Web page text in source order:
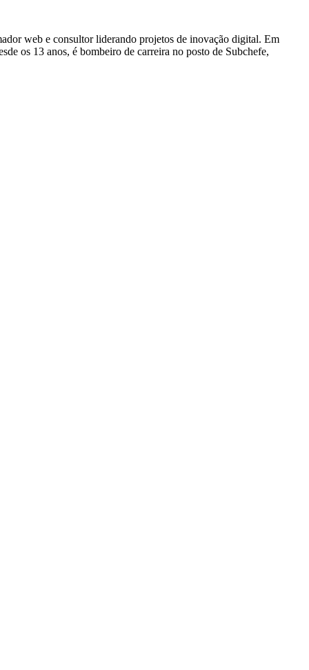
web e consultor liderando projetos de inovação digital. Em
os 13 anos, é bombeiro de carreira no posto de Subchefe,